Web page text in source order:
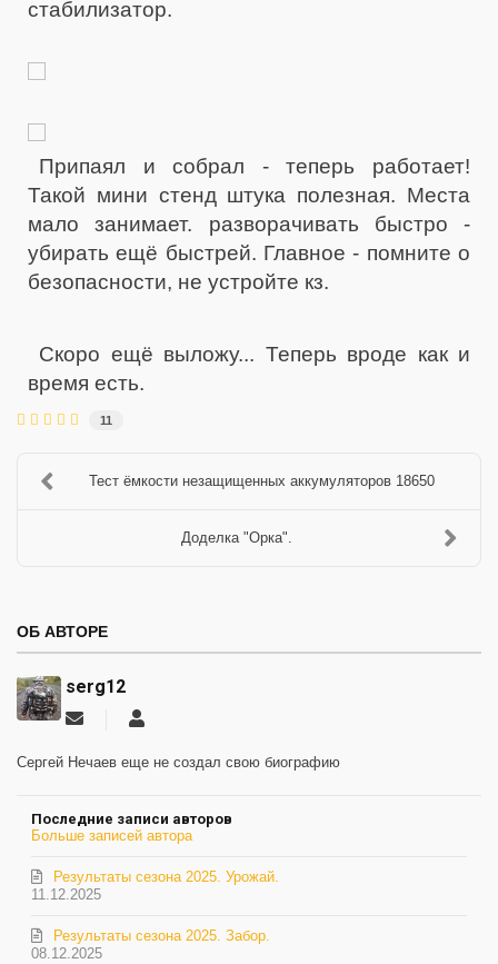
стабилизатор.
Припаял и собрал - теперь работает!
Такой мини стенд штука полезная. Места
мало занимает. разворачивать быстро -
убирать ещё быстрей. Главное - помните о
безопасности, не устройте кз.
Скоро ещё выложу... Теперь вроде как и
время есть.
11
Тест ёмкости незащищенных аккумуляторов 18650
Доделка "Орка".
ОБ АВТОРЕ
serg12
Подписаться
обновление
Сергей Нечаев еще не создал свою биографию
Последние записи авторов
Больше записей автора
11.12.2025
Результаты сезона 2025. Урожай.
08.12.2025
Результаты сезона 2025. Забор.